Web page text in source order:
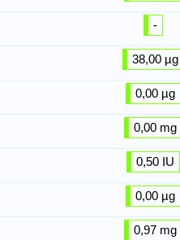
-
38,00 µg
0,00 µg
0,00 mg
0,50 IU
0,00 µg
0,97 mg